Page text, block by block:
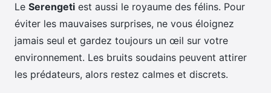
Le Serengeti est aussi le royaume des félins. Pour
éviter les mauvaises surprises, ne vous éloignez
jamais seul et gardez toujours un œil sur votre
environnement. Les bruits soudains peuvent attirer
les prédateurs, alors restez calmes et discrets.